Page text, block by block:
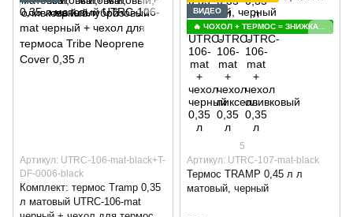
Артикул: UTRC-106-mat-black+T-
DF-0006-black
Комплект: термос Tramp 0,35
л матовый UTRC-106-mat
ВИДЕО
5
Артикул: UTRC-107-mat-black
Термос TRAMP 0,45 л л
матовый, черный